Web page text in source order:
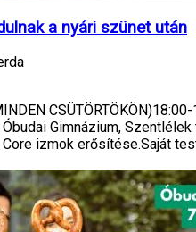
a nyári szünet után
Óbudai Gimnázium,
izmok erősítése.Saját